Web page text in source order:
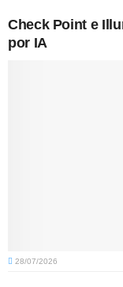
Check Point e
por IA
28/07/2026